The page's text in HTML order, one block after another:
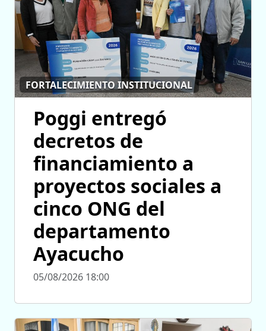
FORTALECIMIENTO INSTITUCIONAL
Poggi entregó
decretos de
financiamiento a
proyectos sociales a
cinco ONG del
departamento
Ayacucho
05/08/2026 18:00